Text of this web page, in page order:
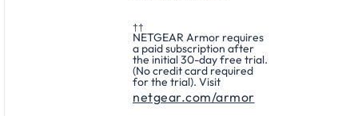
††
NETGEAR Armor requires
a paid subscription after
the initial 30-day free trial.
(No credit card required
for the trial). Visit
netgear.com/armor